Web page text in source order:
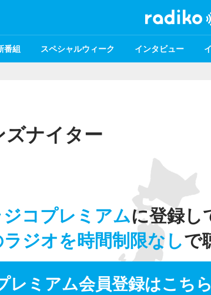
番組 スペシャルウィーク インタビュー
ズナイター
ジコプレミアムに登録し
ジオを時間制限なしで
レミアム会員登録はこちら